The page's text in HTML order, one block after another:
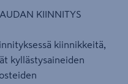
KIINNITYS
kiinnikkeitä,
kyllästysaineiden